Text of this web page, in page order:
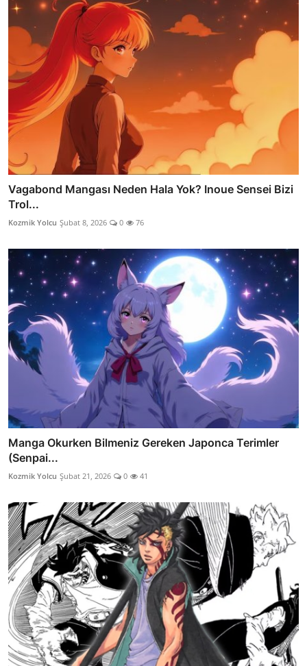
Vagabond Mangası Neden Hala Yok? Inoue Sensei Bizi
Trol...
Kozmik Yolcu Şubat 8, 2026 0 76
Manga Okurken Bilmeniz Gereken Japonca Terimler
(Senpai...
Kozmik Yolcu Şubat 21, 2026 0 41